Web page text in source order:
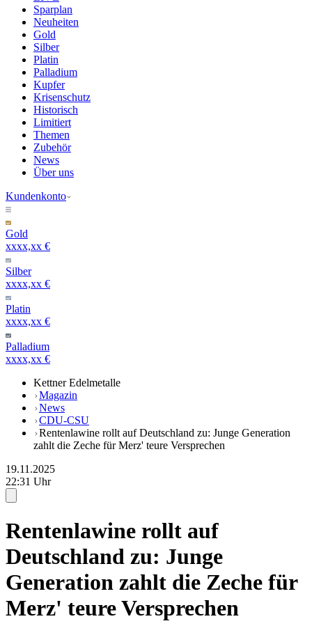
Sparplan
Neuheiten
Gold
Silber
Platin
Palladium
Kupfer
Krisenschutz
Historisch
Limitiert
Themen
Zubehör
News
Über uns
Kundenkonto
Gold
xxxx,xx €
Silber
xxxx,xx €
Platin
xxxx,xx €
Palladium
xxxx,xx €
Kettner Edelmetalle
Magazin
News
CDU-CSU
Rentenlawine rollt auf Deutschland zu: Junge Generation
zahlt die Zeche für Merz' teure Versprechen
19.11.2025
22:31 Uhr
Rentenlawine rollt auf
Deutschland zu: Junge
Generation zahlt die Zeche für
Merz' teure Versprechen